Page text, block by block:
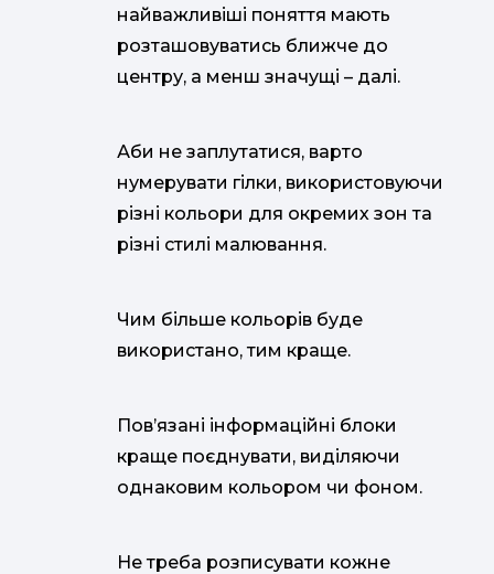
найважливіші поняття мають
розташовуватись ближче до
центру, а менш значущі – далі.
Аби не заплутатися, варто
нумерувати гілки, використовуючи
різні кольори для окремих зон та
різні стилі малювання.
Чим більше кольорів буде
використано, тим краще.
Пов’язані інформаційні блоки
краще поєднувати, виділяючи
однаковим кольором чи фоном.
Не треба розписувати кожне